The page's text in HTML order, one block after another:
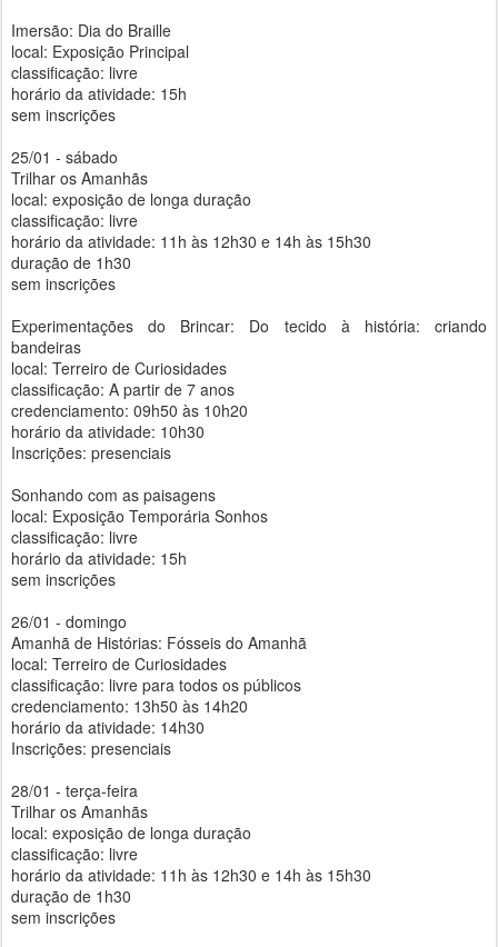
Imersão: Dia do Braille
local: Exposição Principal
classificação: livre
horário da atividade: 15h
sem inscrições
25/01 - sábado
Trilhar os Amanhãs
local: exposição de longa duração
classificação: livre
horário da atividade: 11h às 12h30 e 14h às 15h30
duração de 1h30
sem inscrições
Experimentações do Brincar: Do tecido à história: criando
bandeiras
local: Terreiro de Curiosidades
classificação: A partir de 7 anos
credenciamento: 09h50 às 10h20
horário da atividade: 10h30
Inscrições: presenciais
Sonhando com as paisagens
local: Exposição Temporária Sonhos
classificação: livre
horário da atividade: 15h
sem inscrições
26/01 - domingo
Amanhã de Histórias: Fósseis do Amanhã
local: Terreiro de Curiosidades
classificação: livre para todos os públicos
credenciamento: 13h50 às 14h20
horário da atividade: 14h30
Inscrições: presenciais
28/01 - terça-feira
Trilhar os Amanhãs
local: exposição de longa duração
classificação: livre
horário da atividade: 11h às 12h30 e 14h às 15h30
duração de 1h30
sem inscrições